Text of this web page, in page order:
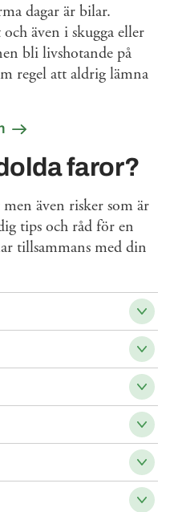
dagar är bilar.
även i skugga eller
bli livshotande på
regel att aldrig lämna
faror?
även risker som är
tips och råd för en
tillsammans med din